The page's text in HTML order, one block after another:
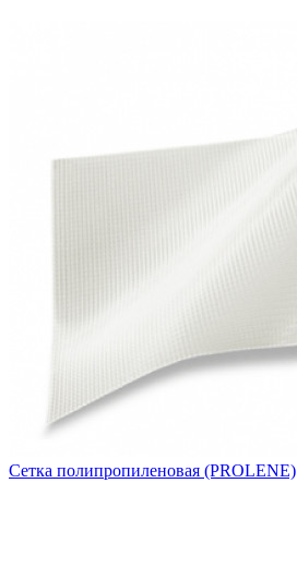
Сетка полипропиленовая (PROLENE)